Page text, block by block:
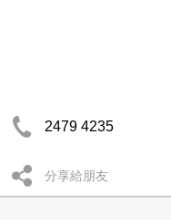
2479 4235
分享給朋友